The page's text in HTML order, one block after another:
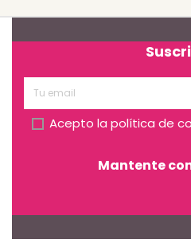
Acepto la política de
Mantente